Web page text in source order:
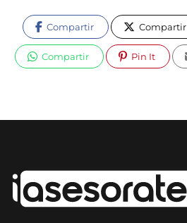
Compartir Compartir
Compartir Pin It